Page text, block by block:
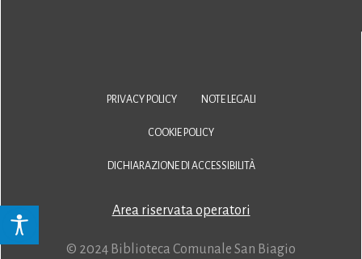
PRIVACY POLICY NOTE LEGALI
COOKIE POLICY
DICHIARAZIONE DI ACCESSIBILITÀ
Area riservata operatori
© 2024 Biblioteca Comunale San Biagio